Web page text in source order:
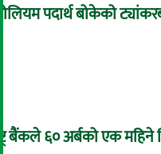
पेट्रोलियम पदार्थ बोकेको
राष्ट्र बैंकले ६० अर्बको एक